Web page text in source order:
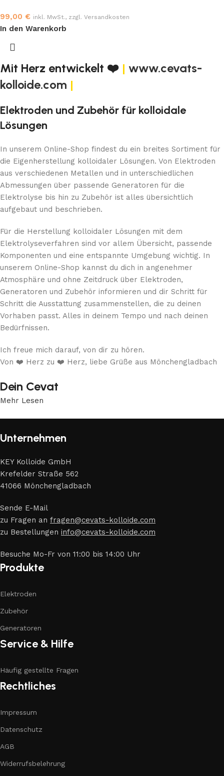
99,00 € inkl. MwSt., zzgl. Versandkosten
In den Warenkorb
Mit Herz entwickelt ❤️ | www.cevats-
kolloide.com |
Elektroden und Zubehör für kolloidale
Lösungen
In unserem Online-Shop findest du ein breites Sortiment für
die Eigenherstellung kolloidaler Lösungen. Von Elektroden
aus verschiedenen Metallen und in unterschiedlichen
Abmessungen über passende Generatoren für die
Elektrolyse bis hin zu Zubehör ist alles übersichtlich
aufgebaut und beschrieben.
Für die Herstellung kolloidaler Lösungen mit dem
Elektrolyseverfahren sind vor allem Übersicht, passende
Komponenten und eine entspannte Umgebung wichtig. In
unserem Online-Shop kannst du dich in angenehmer
Atmosphäre und ohne Zeitdruck über Elektroden,
Generatoren und Zubehör informieren und dir Schritt für
Schritt die Ausstattung zusammenstellen, die zu deinen
Vorhaben passt. Alles in deinem Tempo und nach deinen
Bedürfnissen.
Ich freue mich darauf, von dir zu hören.
Von ❤️ Herz zu ❤️ Herz, liebe Grüße aus Mönchengladbach
Dein Cevat
Mehr Lesen
Unternehmen
KEY Kolloide GmbH
Krefelder Straße 562
41066 Mönchengladbach
Sende E-Mail
zu Fragen an fragen@cevats-kolloide.com
zu Bestellungen info@cevats-kolloide.com
Besuche Mo-Fr von 11:00 bis 14:00 Uhr
Produkte
Elektroden
Zubehör
Generatoren
Service & Hilfe
Häufig gestellte Fragen
Rechtliches
Impressum
Datenschutz
AGB
Widerrufsbelehrung